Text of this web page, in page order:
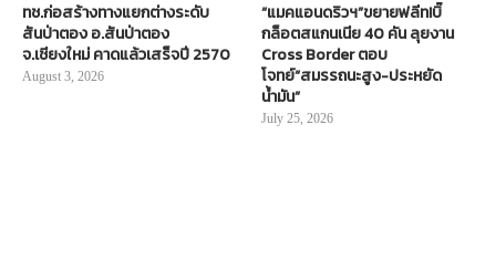
ทช.ก่อสร้างทางแยกต่างระดับ
สันป่าตอง อ.สันป่าตอง
จ.เชียงใหม่ คาดแล้วเสร็จปี 2570
August 3, 2026
“แมคแอนดริวฯ”ขยายฟลีท!บิ๊
กล็อตสแกนเนีย 40 คัน ลุยงาน
Cross Border ตอบ
โจทย์“สมรรถนะสูง-ประหยัด
น้ำมัน”
July 25, 2026